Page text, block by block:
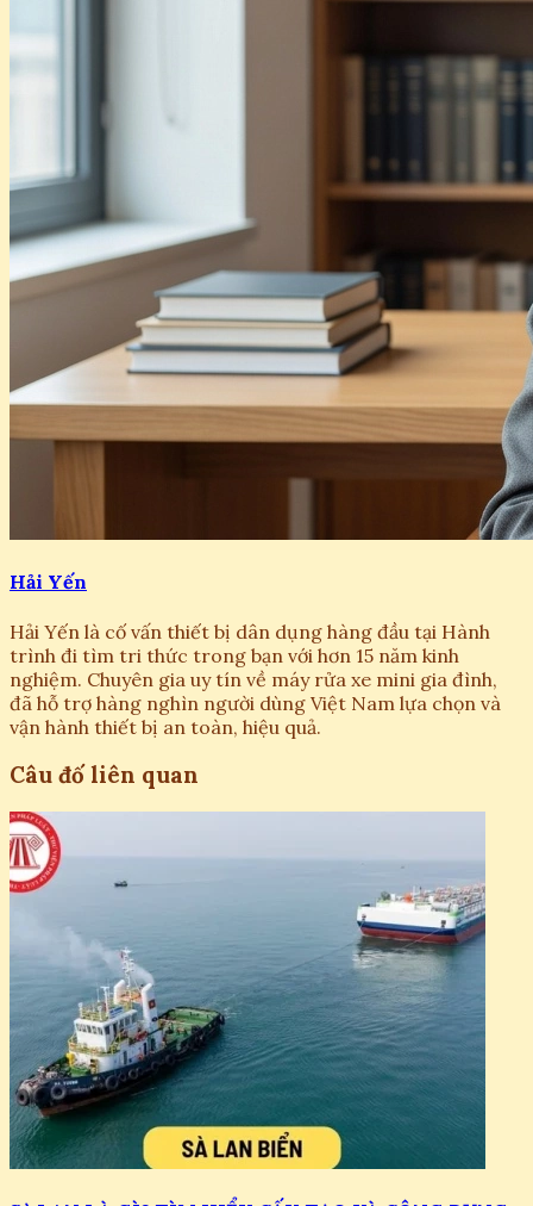
Hải Yến
Hải Yến là cố vấn thiết bị dân dụng hàng đầu tại Hành
trình đi tìm tri thức trong bạn với hơn 15 năm kinh
nghiệm. Chuyên gia uy tín về máy rửa xe mini gia đình,
đã hỗ trợ hàng nghìn người dùng Việt Nam lựa chọn và
vận hành thiết bị an toàn, hiệu quả.
Câu đố liên quan